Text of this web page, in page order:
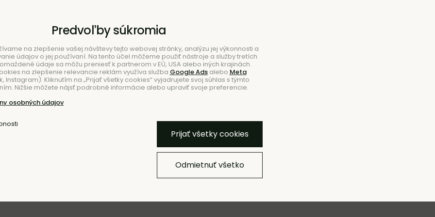
Hľadať
NOVINKY
Predvoľby súkromia
na zlepšenie vašej návštevy tejto webovej stránky, analýzu jej výkonnosti a
údajov o jej používaní. Na tento účel môžeme použiť nástroje a služby tretích
údaje sa môžu preniesť k partnerom v EÚ, USA alebo iných krajinách.
na zlepšenie relevancie reklám využíva služba Google Adsalebo Meta
Instagram). Kliknutím na „Prijať všetky cookies“ vyjadrujete svoj súhlas s týmto
Nižšie môžete nájsť podrobné informácie alebo upraviť svoje preferencie.
osobných údajov
Prijať všetky cookies
Odmietnuť všetko